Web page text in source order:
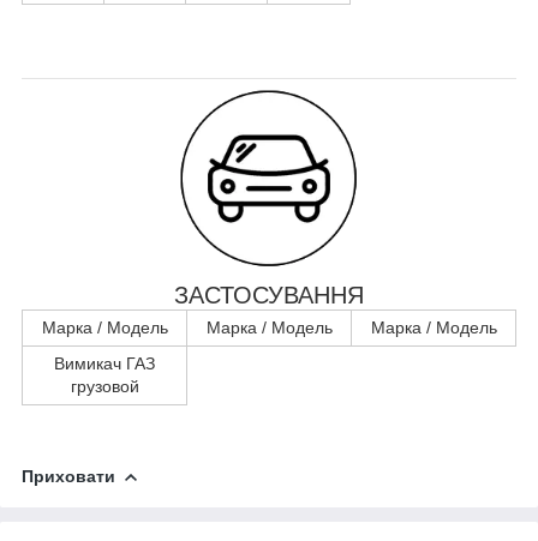
ЗАСТОСУВАННЯ
Марка / Модель Марка / Модель
Марка / Модель
Вимикач ГАЗ
грузовой
Приховати